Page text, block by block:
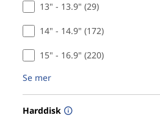
13" - 13.9" (29)
14" - 14.9" (172)
15" - 16.9" (220)
Se mer
Harddisk